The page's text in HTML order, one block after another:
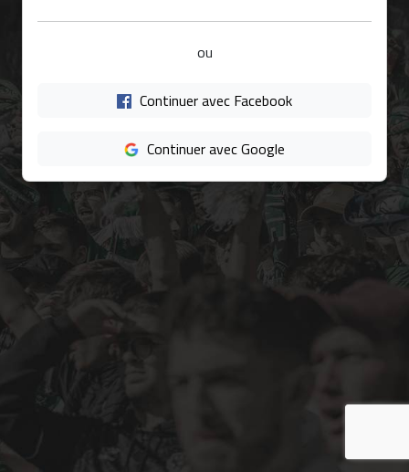
ou
Continuer avec Facebook
Continuer avec Google